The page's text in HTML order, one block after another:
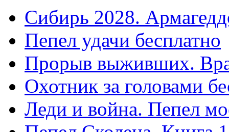
Сибирь 2028.
Пепел удачи бесплатно
Прорыв выживших.
Охотник за головами
Леди и война. Пепел